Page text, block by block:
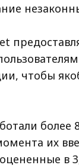
чтобы
более
их
в